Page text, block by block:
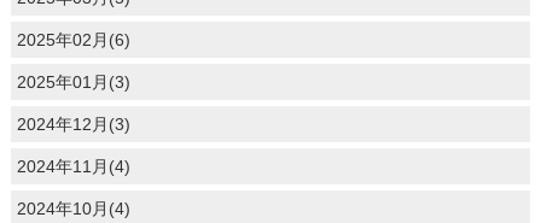
2025年02月(6)
2025年01月(3)
2024年12月(3)
2024年11月(4)
2024年10月(4)